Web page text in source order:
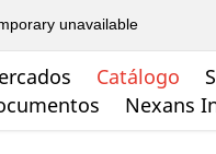
unavailable
Catálogo
Nexans